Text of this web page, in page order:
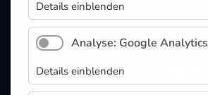
Details einblenden
Analyse: Google Analytics
Details einblenden